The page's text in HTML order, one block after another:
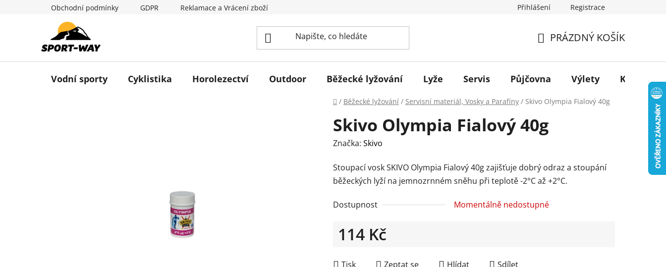
Obchodní podmínky GDPR Reklamace a Vrácení zboží Přihlášení Registrace
KOŠÍK
PRÁZDNÝ KOŠÍK
Vodní sporty Cyklistika Horolezectví Outdoor Běžecké lyžování Lyže Servis Půjčovna Výlety Kontakt
Domů
/ Běžecké lyžování / Servisní materiál, Vosky a Parafíny / Skivo Olympia Fialový 40g
Skivo Olympia Fialový 40g
Značka: Skivo
Stoupací vosk SKIVO Olympia Fialový 40g zajišťuje dobrý odraz a stoupání
běžeckých lyží na jemnozrnném sněhu při teplotě -2°C až +2°C.
Dostupnost Momentálně nedostupné
114 Kč
Tisk
Zeptat se Hlídat Sdílet